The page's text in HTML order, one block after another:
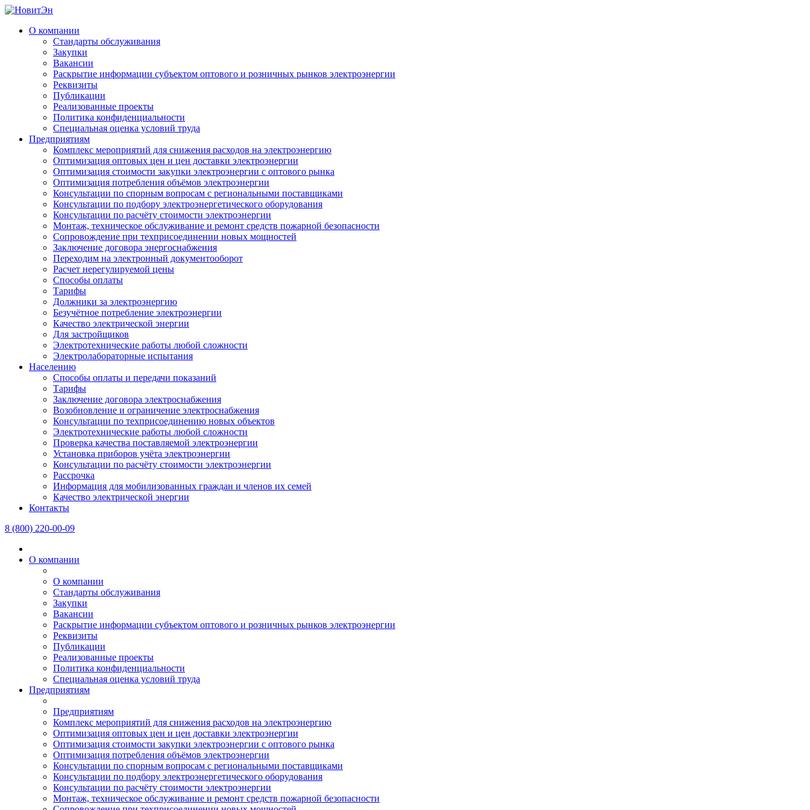
О компании
Стандарты обслуживания
Закупки
Вакансии
Раскрытие информации субъектом оптового и розничных рынков электроэнергии
Реквизиты
Публикации
Реализованные проекты
Политика конфиденциальности
Специальная оценка условий труда
Предприятиям
Комплекс мероприятий для снижения расходов на электроэнергию
Оптимизация оптовых цен и цен доставки электроэнергии
Оптимизация стоимости закупки электроэнергии с оптового рынка
Оптимизация потребления объёмов электроэнергии
Консультации по спорным вопросам с региональными поставщиками
Консультации по подбору электроэнергетического оборудования
Консультации по расчёту стоимости электроэнергии
Монтаж, техническое обслуживание и ремонт средств пожарной безопасности
Сопровождение при техприсоединении новых мощностей
Заключение договора энергоснабжения
Переходим на электронный документооборот
Расчет нерегулируемой цены
Способы оплаты
Тарифы
Должники за электроэнергию
Безучётное потребление электроэнергии
Качество электрической энергии
Для застройщиков
Электротехнические работы любой сложности
Электролабораторные испытания
Населению
Способы оплаты и передачи показаний
Тарифы
Заключение договора электроснабжения
Возобновление и ограничение электроснабжения
Консультации по техприсоединению новых объектов
Электротехнические работы любой сложности
Проверка качества поставляемой электроэнергии
Установка приборов учёта электроэнергии
Консультации по расчёту стоимости электроэнергии
Рассрочка
Информация для мобилизованных граждан и членов их семей
Качество электрической энергии
Контакты
8 (800) 220-00-09
О компании
О компании
Стандарты обслуживания
Закупки
Вакансии
Раскрытие информации субъектом оптового и розничных рынков электроэнергии
Реквизиты
Публикации
Реализованные проекты
Политика конфиденциальности
Специальная оценка условий труда
Предприятиям
Предприятиям
Комплекс мероприятий для снижения расходов на электроэнергию
Оптимизация оптовых цен и цен доставки электроэнергии
Оптимизация стоимости закупки электроэнергии с оптового рынка
Оптимизация потребления объёмов электроэнергии
Консультации по спорным вопросам с региональными поставщиками
Консультации по подбору электроэнергетического оборудования
Консультации по расчёту стоимости электроэнергии
Монтаж, техническое обслуживание и ремонт средств пожарной безопасности